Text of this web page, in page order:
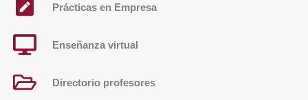
Prácticas en Empresa
Enseñanza virtual
Directorio profesores